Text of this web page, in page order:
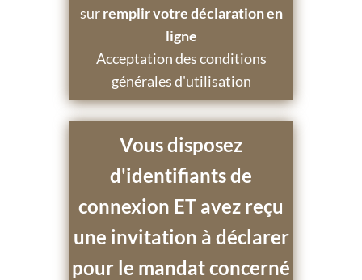
Vous disposez
d'identifiants de
connexion ET avez reçu
une invitation à déclarer
pour le mandat concerné
surremplir votre déclaration en
ligne
Acceptation des conditions
générales d'utilisation